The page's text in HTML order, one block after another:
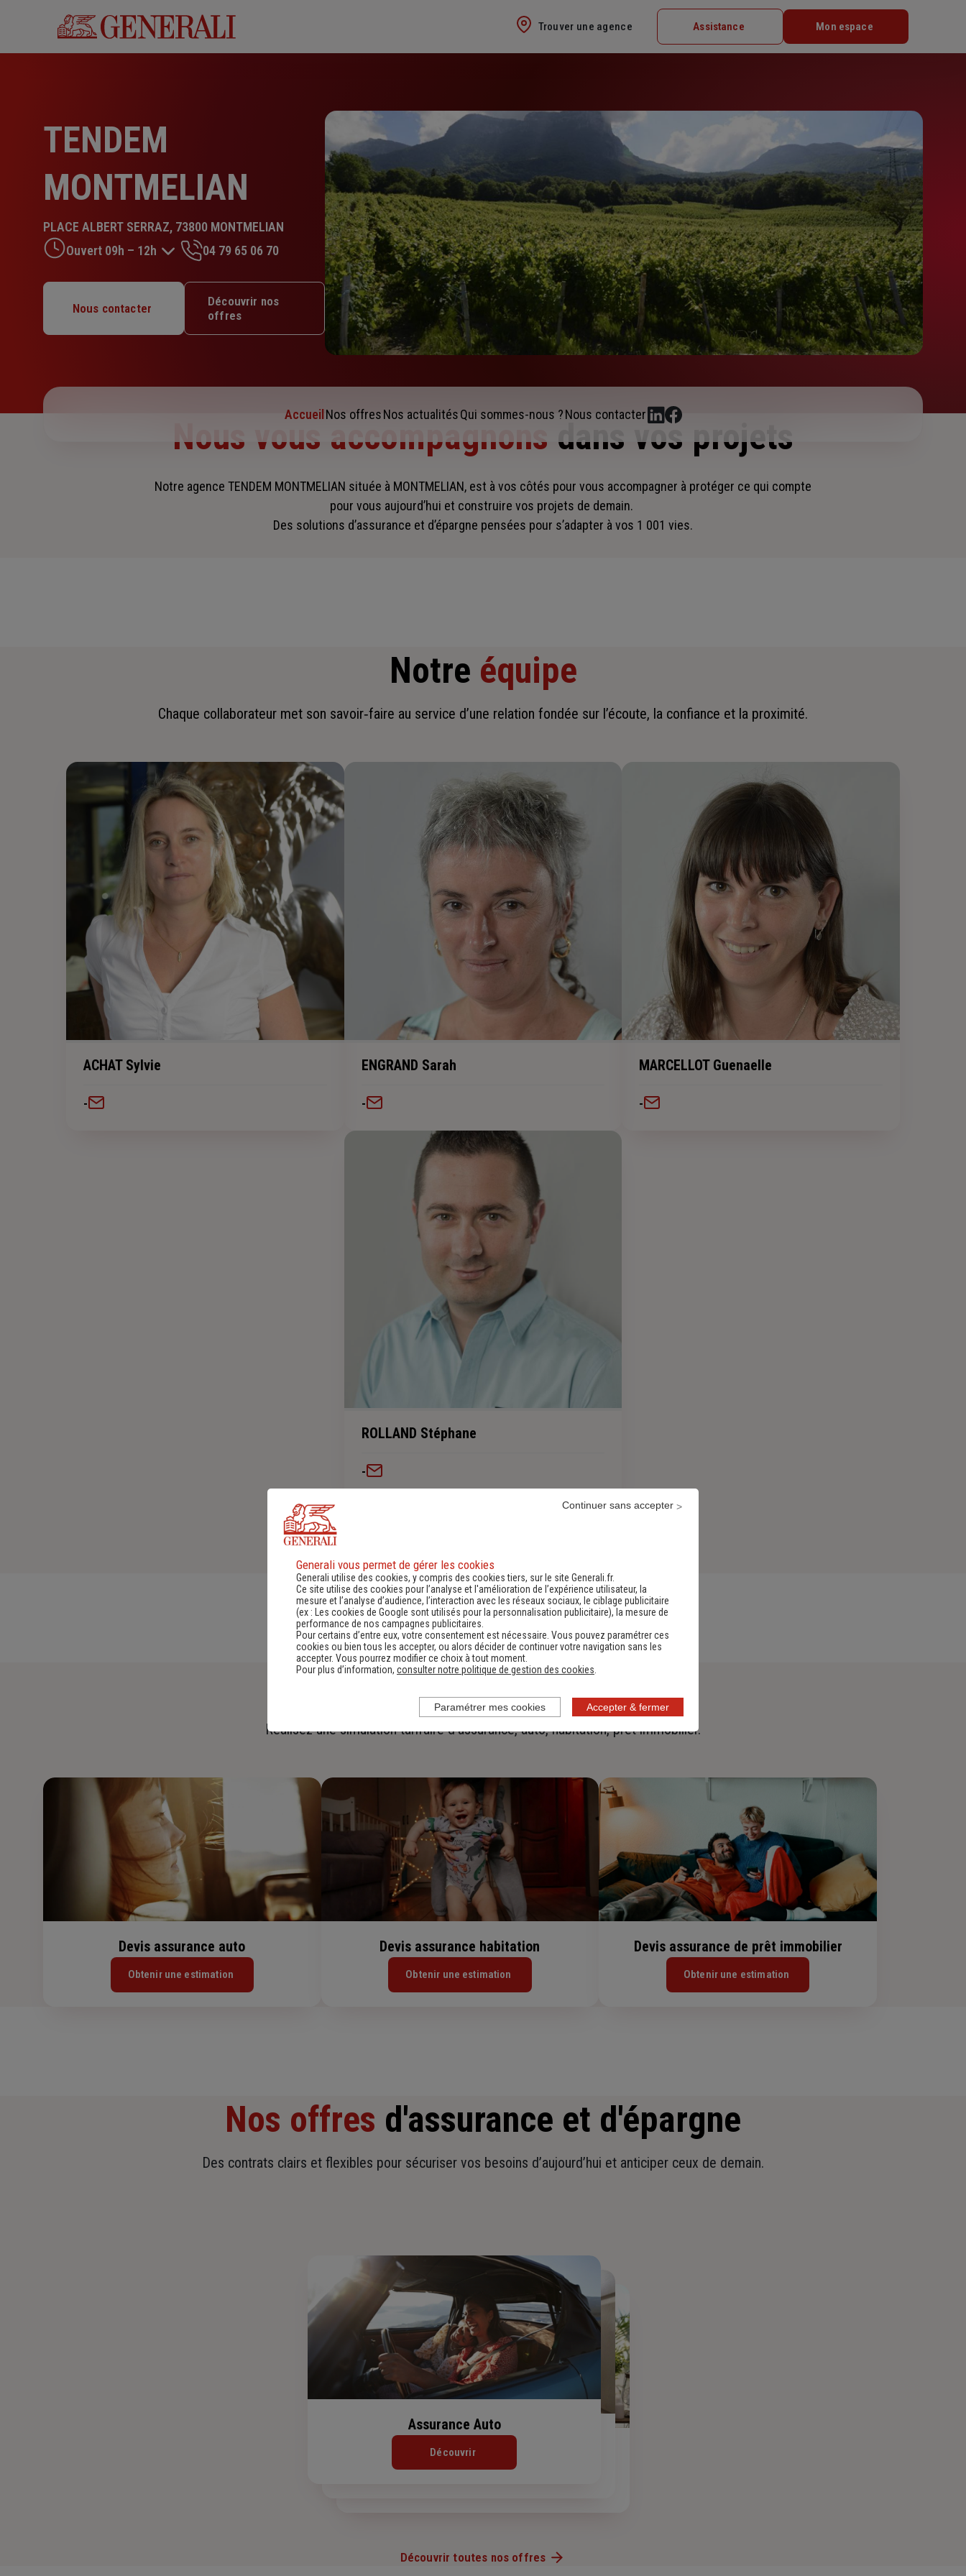
Trouver une agence Assistance Mon espace
TENDEM
MONTMELIAN
PLACE ALBERT SERRAZ, 73800 MONTMELIAN
Ouvert 09h – 12h
Mardi : 09h – 12h
04 79 65 06 70
Nous contacter
Découvrir nos
offres
Accueil Nos offresNos actualitésQui sommes-nous ?Nous contacter
Nous vous accompagnons dans vos projets
Notre agence TENDEM MONTMELIAN située à MONTMELIAN, est à vos côtés pour vous accompagner à protéger ce qui compte
pour vous aujourd’hui et construire vos projets de demain.
Des solutions d’assurance et d’épargne pensées pour s’adapter à vos 1 001 vies.
Notre équipe
Chaque collaborateur met son savoir‑faire au service d’une relation fondée sur l’écoute, la confiance et la proximité.
ACHAT Sylvie
-
ENGRAND Sarah
-
MARCELLOT Guenaelle
-
ROLLAND Stéphane
-
Faitesune simulation
Réalisez une simulation tarifaire d'assurance, auto, habitation, prêt immobilier.
Devis assurance auto
Obtenir une estimation
Devis assurance habitation
Obtenir une estimation
Devis assurance de prêt immobilier
Obtenir une estimation
Nos offres d'assurance et d'épargne
Des contrats clairs et flexibles pour sécuriser vos besoins d’aujourd’hui et anticiper ceux de demain.
Assurance de prêt immobilier
Assurance Habitation
Assurance Auto
Découvrir
Découvrir toutes nos offres
Generali vous permet de gérer les cookies
Generali utilise des cookies, y compris des cookies tiers, sur le site Generali.fr.
Ce site utilise des cookies pour l’analyse et l'amélioration de l’expérience utilisateur, la
mesure et l’analyse d’audience, l’interaction avec les réseaux sociaux, le ciblage publicitaire
(ex :
Les cookies de Google sont utilisés pour la personnalisation publicitaire), la mesure de
performance de nos campagnes publicitaires.
Pour certains d’entre eux, votre consentement est nécessaire. Vous pouvez paramétrer ces
cookies ou bien tous les accepter, ou alors décider de continuer votre navigation sans les
accepter. Vous pourrez modifier ce choix à tout moment.
Pour plus d’information, consulter notre politique de gestion des cookies
Accepter & fermer
Continuer sans accepter
Paramétrer mes cookies